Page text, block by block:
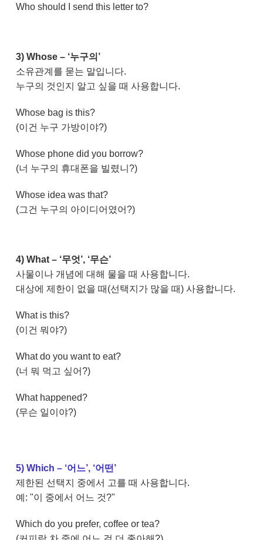
Who should I send this letter to?
3) Whose – ‘누구의’
소유관계를 묻는 말입니다.
누구의 것인지 알고 싶을 때 사용합니다.
Whose bag is this?
(이건 누구 가방이야?)
Whose phone did you borrow?
(너 누구의 휴대폰을 빌렸니?)
Whose idea was that?
(그건 누구의 아이디어였어?)
4) What – ‘무엇’, ‘무슨’
사물이나 개념에 대해 물을 때 사용합니다.
대상에 제한이 없을 때(선택지가 많을 때) 사용합니다.
What is this?
(이건 뭐야?)
What do you want to eat?
(너 뭐 먹고 싶어?)
What happened?
(무슨 일이야?)
5) Which – ‘어느’, ‘어떤’
제한된 선택지 중에서 고를 때 사용합니다.
예: "이 중에서 어느 것?"
Which do you prefer, coffee or tea?